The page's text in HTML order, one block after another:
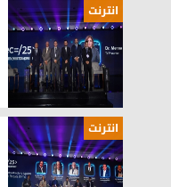
انترنت
انترنت